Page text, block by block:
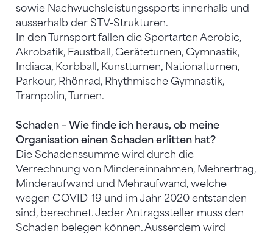
sowie Nachwuchsleistungssports innerhalb und
ausserhalb der STV-Strukturen.
In den Turnsport fallen die Sportarten Aerobic,
Akrobatik, Faustball, Geräteturnen, Gymnastik,
Indiaca, Korbball, Kunstturnen, Nationalturnen,
Parkour, Rhönrad, Rhythmische Gymnastik,
Trampolin, Turnen.
Schaden – Wie finde ich heraus, ob meine
Organisation einen Schaden erlitten hat?
Die Schadenssumme wird durch die
Verrechnung von Mindereinnahmen, Mehrertrag,
Minderaufwand und Mehraufwand, welche
wegen COVID-19 und im Jahr 2020 entstanden
sind, berechnet. Jeder Antragssteller muss den
Schaden belegen können. Ausserdem wird